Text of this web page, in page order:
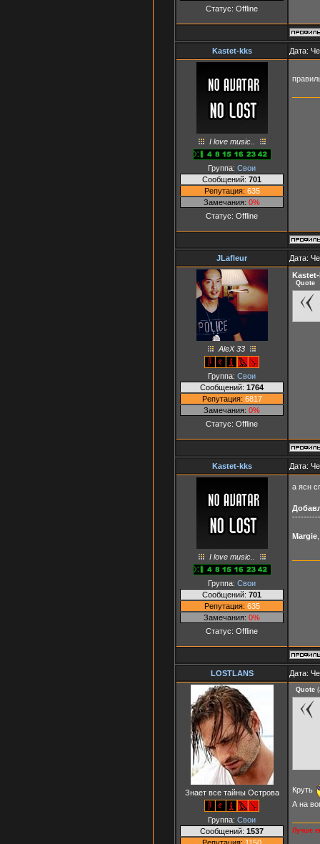
Статус: Offline
Kastet-kks Дата:
I love music..
Группа: Свои
Сообщений: 701
Репутация: 635
Замечания: 0%
Статус: Offline
JLafleur Дата:
AleX 33
Группа: Свои
Сообщений: 1764
Репутация: 6817
Замечания: 0%
Статус: Offline
Quote
Kastet-kks Дата:
I love music..
Группа: Свои
Сообщений: 701
Репутация: 635
Замечания: 0%
Статус: Offline
а ясн
Margie
LOSTLANS Дата:
Знает все тайны Острова
Группа: Свои
Сообщений: 1537
Quote (
Круть
А на
Лучше